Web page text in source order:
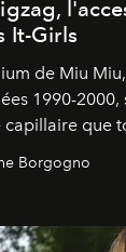
It-Girls
de Miu
1990-
capillaire que
Borgogno